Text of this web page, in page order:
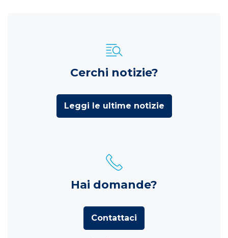
Cerchi notizie?
Leggi le ultime notizie
Hai domande?
Contattaci